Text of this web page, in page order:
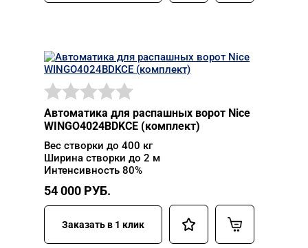
Автоматика для распашных ворот Nice
WINGO4024BDKCE (комплект)
Вес створки до 400 кг
Ширина створки до 2 м
Интенсивность 80%
54 000 РУБ.
Заказать в 1 клик